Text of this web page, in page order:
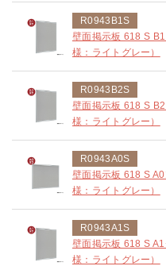
R0943B1S
壁面掲示板 618 S
様：ライトグレー）
R0943B2S
壁面掲示板 618 S
様：ライトグレー）
R0943A0S
壁面掲示板 618 S
様：ライトグレー）
R0943A1S
壁面掲示板 618 S
様：ライトグレー）